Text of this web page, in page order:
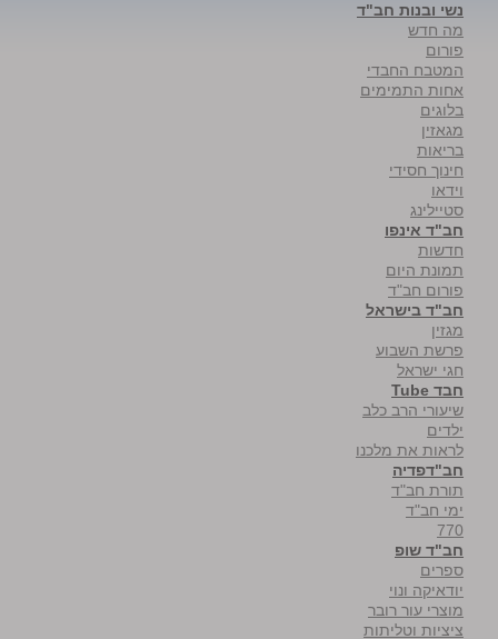
נשי ובנות חב"ד
מה חדש
פורום
המטבח החבדי
אחות התמימים
בלוגים
מגאזין
בריאות
חינוך חסידי
וידאו
סטיילינג
חב"ד אינפו
חדשות
תמונת היום
פורום חב"ד
חב"ד בישראל
מגזין
פרשת השבוע
חגי ישראל
חבד Tube
שיעורי הרב כלב
ילדים
לראות את מלכנו
חב"דפדיה
תורת חב"ד
ימי חב"ד
770
חב"ד שופ
ספרים
יודאיקה ונוי
מוצרי עור רובר
ציציות וטליתות